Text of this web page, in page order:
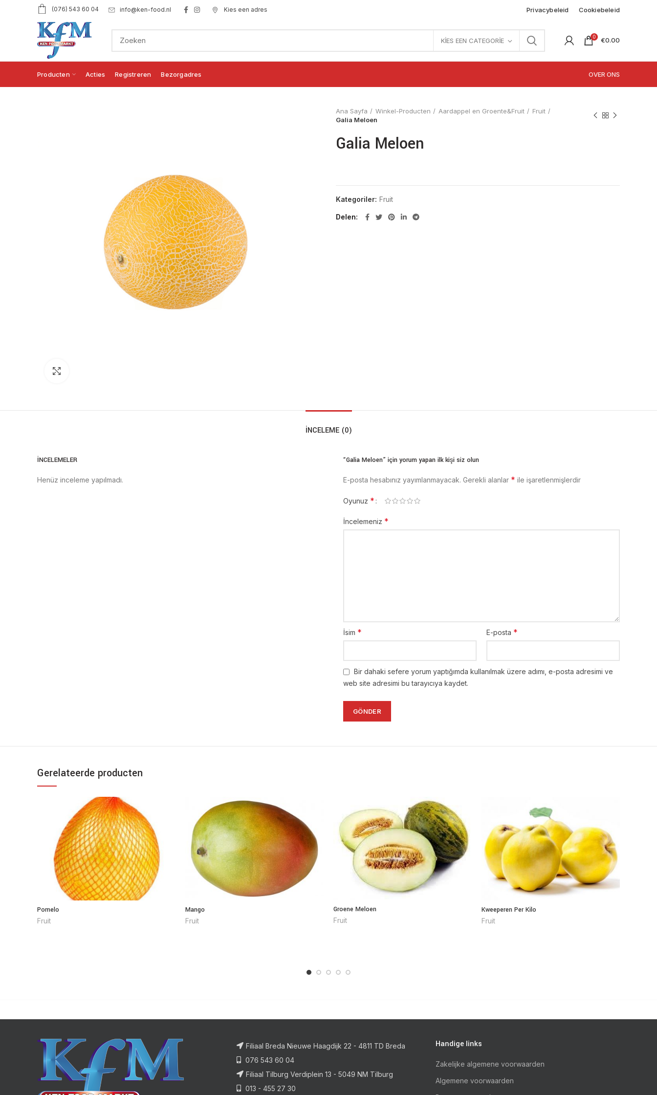
(076) 543 60 04 info@ken-food.nl Kies een adres Privacybeleid Cookiebeleid
KIES EEN CATEGORIE 0 €0.00
Producten Acties Registreren Bezorgadres OVER ONS
Ana Sayfa Winkel-Producten Aardappel en Groente&Fruit
Fruit
Galia Meloen
Galia Meloen
Kategoriler: Fruit
Delen
İNCELEME (0)
İNCELEMELER
Henüz inceleme yapılmadı.
“Galia Meloen” için yorum yapan ilk kişi siz olun
E-posta hesabınız yayımlanmayacak. Gerekli alanlar * ile işaretlenmişlerdir
Oyunuz *
İncelemeniz *
İsim * E-posta *
Bir dahaki sefere yorum yaptığımda kullanılmak üzere adımı, e-posta adresimi ve
web site adresimi bu tarayıcıya kaydet.
Gerelateerde producten
Pomelo
Fruit
Mango
Fruit
Groene Meloen
Fruit
Kweeperen Per Kilo
Fruit
Filiaal Breda Nieuwe Haagdijk 22 - 4811 TD Breda
076 543 60 04
Filiaal Tilburg Verdiplein 13 - 5049 NM Tilburg
013 - 455 27 30
Handige links
Zakelijke algemene voorwaarden
Algemene voorwaarden